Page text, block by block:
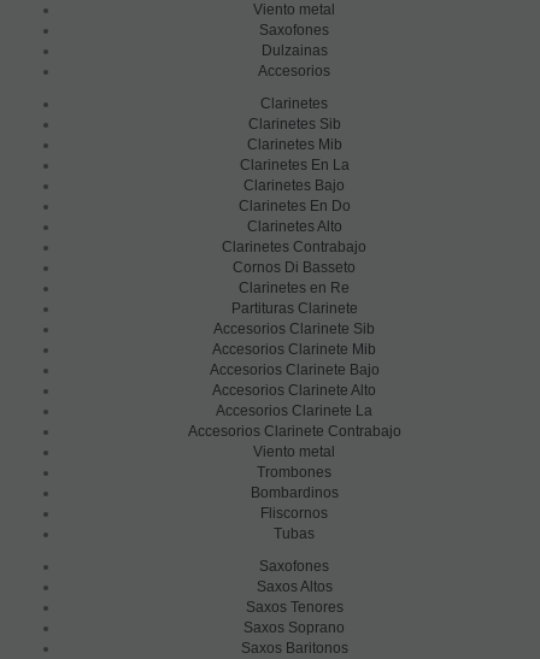
Viento metal
Saxofones
Dulzainas
Accesorios
Clarinetes
Clarinetes Sib
Clarinetes Mib
Clarinetes En La
Clarinetes Bajo
Clarinetes En Do
Clarinetes Alto
Clarinetes Contrabajo
Cornos Di Basseto
Clarinetes en Re
Partituras Clarinete
Accesorios Clarinete Sib
Accesorios Clarinete Mib
Accesorios Clarinete Bajo
Accesorios Clarinete Alto
Accesorios Clarinete La
Accesorios Clarinete Contrabajo
Viento metal
Trombones
Bombardinos
Fliscornos
Tubas
Saxofones
Saxos Altos
Saxos Tenores
Saxos Soprano
Saxos Baritonos